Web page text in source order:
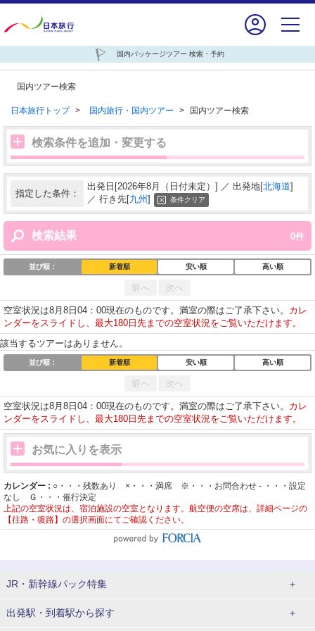
国内パッケージツアー 検索・予約
国内ツアー検索
日本旅行トップ > 国内旅行・国内ツアー > 国内ツアー検索
検索条件を追加・変更する
指定した条件：
出発日[2026年8月（日付未定）] ／ 出発地[北海道]
／ 行き先[九州 ] 条件クリア
検索結果 0件
並び順： 新着順 安い順 高い順
前へ 次へ
空室状況は8月8日04：00現在のものです。満室の際はご了承下さい。 カレ
ンダーをスライドし、最大180日先までの空室状況をご覧いただけます。
該当するツアーはありません。
並び順： 新着順 安い順 高い順
前へ 次へ
空室状況は8月8日04：00現在のものです。満室の際はご了承下さい。 カレ
ンダーをスライドし、最大180日先までの空室状況をご覧いただけます。
お気に入りを表示
カレンダー : ○・・・残数あり ×・・・満席 ※・・・お問合わせ - ・・・設定
なし Ｇ・・・催行決定
上記の空室状況は、宿泊施設の空室となります。航空便の空席は、詳細ページの
【往路・復路】の選択画面にてご確認ください。
JR・新幹線パック特集
JR・新幹線＋ホテルパック
出発駅・到着駅から探す